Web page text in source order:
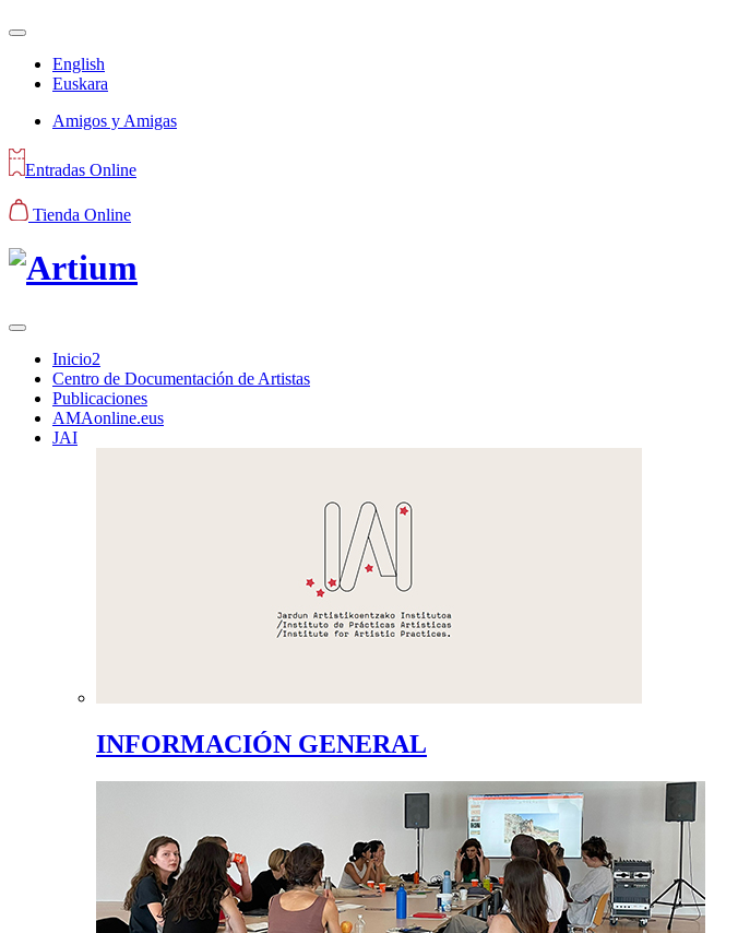
English
Euskara
Amigos y Amigas
Entradas Online
Tienda Online
Inicio2
Centro de Documentación de Artistas
Publicaciones
AMAonline.eus
JAI
INFORMACIÓN GENERAL